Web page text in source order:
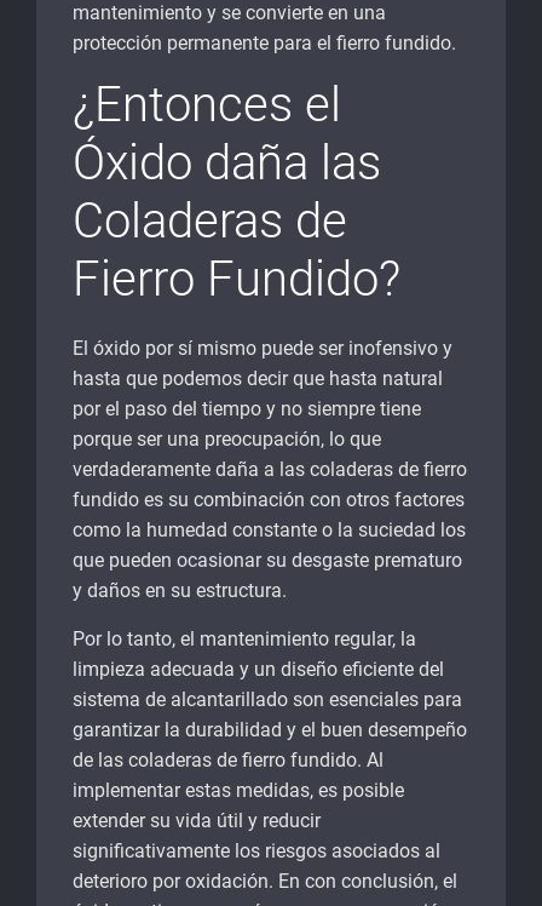
mantenimiento y se convierte en una
protección permanente para el fierro fundido.
¿Entonces el
Óxido daña las
Coladeras de
Fierro Fundido?
El óxido por sí mismo puede ser inofensivo y
hasta que podemos decir que hasta natural
por el paso del tiempo y no siempre tiene
porque ser una preocupación, lo que
verdaderamente daña a las coladeras de fierro
fundido es su combinación con otros factores
como la humedad constante o la suciedad los
que pueden ocasionar su desgaste prematuro
y daños en su estructura.
Por lo tanto, el mantenimiento regular, la
limpieza adecuada y un diseño eficiente del
sistema de alcantarillado son esenciales para
garantizar la durabilidad y el buen desempeño
de las coladeras de fierro fundido. Al
implementar estas medidas, es posible
extender su vida útil y reducir
significativamente los riesgos asociados al
deterioro por oxidación. En con conclusión, el